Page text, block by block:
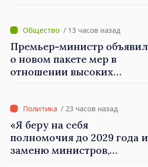
экономики: премьер-
министр Василе Тофан
посетил Агентство
электронного управления
/ 13 часов назад
Премьер-министр объявил
о новом пакете мер в
отношении высоких
/ 23 часов назад
«Я беру на себя
полномочия до 2029 года и
заменю министров,